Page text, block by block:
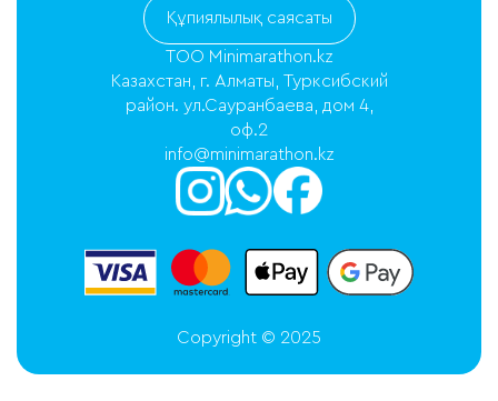
Құпиялылық саясаты
ТОО Minimarathon.kz
Казахстан, г. Алматы, Турксибский
район. ул.Сауранбаева, дом 4,
оф.2
info@minimarathon.kz
Copyright © 2025